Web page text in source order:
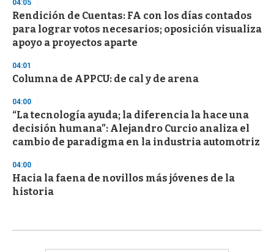
04:05
Rendición de Cuentas: FA con los días contados
para lograr votos necesarios; oposición visualiza
apoyo a proyectos aparte
04:01
Columna de APPCU: de cal y de arena
04:00
“La tecnología ayuda; la diferencia la hace una
decisión humana”: Alejandro Curcio analiza el
cambio de paradigma en la industria automotriz
04:00
Hacia la faena de novillos más jóvenes de la
historia